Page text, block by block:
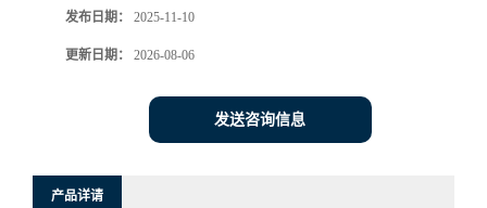
发布日期： 2025-11-10
更新日期： 2026-08-06
发送咨询信息
产品详请